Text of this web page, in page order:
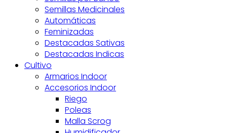
Semillas Medicinales
Automáticas
Feminizadas
Destacadas Sativas
Destacadas Indicas
Cultivo
Armarios Indoor
Accesorios Indoor
Riego
Poleas
Malla Scrog